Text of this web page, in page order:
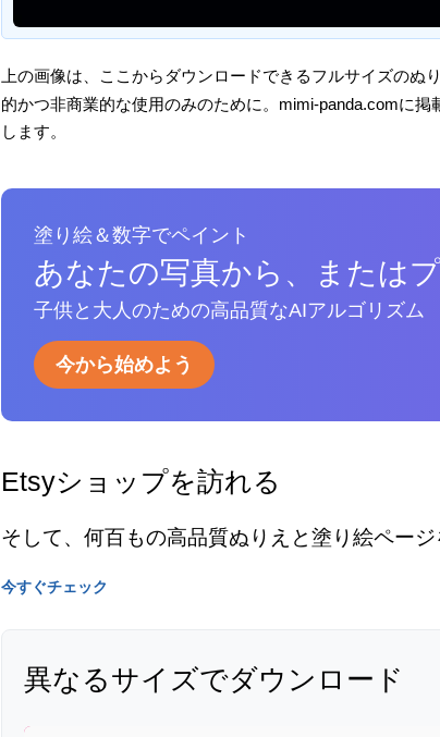
上の画像は、ここからダウンロードできるフルサイズのぬ
的かつ非商業的な使用のみのために。mimi-panda.comに
します。
塗り絵＆数字でペイント
あなたの写真から、または
子供と大人のための高品質なAIアルゴリズム
今から始めよう
Etsyショップを訪れる
そして、何百もの高品質ぬりえと塗り絵ページ
今すぐチェック
異なるサイズでダウンロード